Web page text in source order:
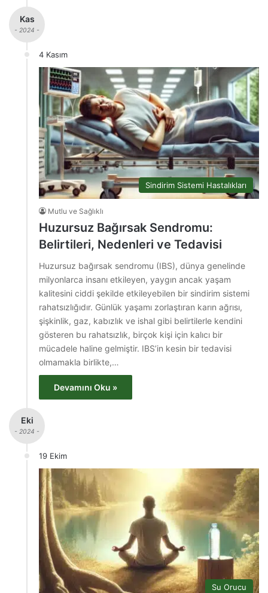
Kas
- 2024 -
4 Kasım
Sindirim Sistemi Hastalıkları
Mutlu ve Sağlıklı
Huzursuz Bağırsak Sendromu:
Belirtileri, Nedenleri ve Tedavisi
Huzursuz bağırsak sendromu (IBS), dünya genelinde
milyonlarca insanı etkileyen, yaygın ancak yaşam
kalitesini ciddi şekilde etkileyebilen bir sindirim sistemi
rahatsızlığıdır. Günlük yaşamı zorlaştıran karın ağrısı,
şişkinlik, gaz, kabızlık ve ishal gibi belirtilerle kendini
gösteren bu rahatsızlık, birçok kişi için kalıcı bir
mücadele haline gelmiştir. IBS’in kesin bir tedavisi
olmamakla birlikte,…
Devamını Oku »
Eki
- 2024 -
19 Ekim
Su Orucu